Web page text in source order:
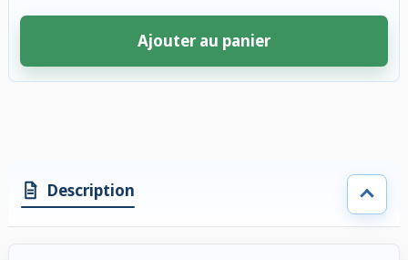
Ajouter au panier
Description